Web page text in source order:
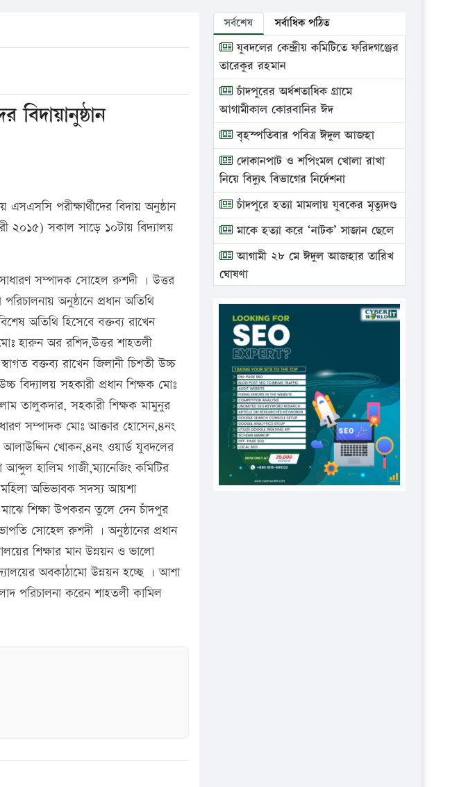
বিদায়ানুষ্ঠান
পরীক্ষার্থীদের বিদায় অনুষ্ঠান
২০১৫) সকাল সাড়ে ১০টায় বিদ্যালয়
সাধারণ সম্পাদক সোহেল রুশদী । উত্তর
অনুষ্ঠানে প্রধান অতিথি
অতিথি হিসেবে বক্তব্য রাখেন
হারুন অর রশিদ,উত্তর শাহতলী
বক্তব্য রাখেন জিলানী চিশতী উচ্চ
বিদ্যালয় সহকারী প্রধান শিক্ষক মোঃ
তালুকদার, সহকারী শিক্ষক মামুনুর
সম্পাদক মোঃ আক্তার হোসেন,৪নং
আলাউদ্দিন খোকন,৪নং ওয়ার্ড যুবদলের
হালিম গাজী,ম্যানেজিং কমিটির
অভিভাবক সদস্য আয়শা
মাঝে শিক্ষা উপকরন তুলে দেন চাঁদপুর
সোহেল রুশদী । অনুষ্ঠানের প্রধান
শিক্ষার মান উন্নয়ন ও ভালো
অবকাঠামো উন্নয়ন হচ্ছে । আশা
পরিচালনা করেন শাহতলী কামিল
সর্বশেষ সর্বাধিক পঠিত
যুবদলের কেন্দ্রীয় কমিটিতে ফরিদগঞ্জের
তারেকুর রহমান
চাঁদপুরের অর্ধশতাধিক গ্রামে
আগামীকাল কোরবানির ঈদ
বৃহস্পতিবার পবিত্র ঈদুল আজহা
দোকানপাট ও শপিংমল খোলা রাখা
নিয়ে বিদ্যুৎ বিভাগের নির্দেশনা
চাঁদপুরে হত্যা মামলায় যুবকের মৃত্যুদণ্ড
মাকে হত্যা করে ‘নাটক’ সাজান ছেলে
আগামী ২৮ মে ঈদুল আজহার তারিখ
ঘোষণা
ভ্রাম্যমাণ আদালতে দুইটি প্রতিষ্ঠানকে
প্রতিষ্ঠানকে ৪০হাজার টাকা জরিমানা।
এবার লঞ্চের ভাড়া বাড়ল
১৭ থেকে ২১ শতাংশ বিদ্যুতের দাম
বাড়ানোর প্রস্তাব পিডিবির
১৬ মে চাঁদপুর ও ২৫ মে ফেনী সফরে
যাবেন প্রধানমন্ত্রী
উচ্চশিক্ষায় গৌরবময় অর্জন: পূর্ণ
স্কলারশিপে যুক্তরাষ্ট্রে পিএইচডি করছেন